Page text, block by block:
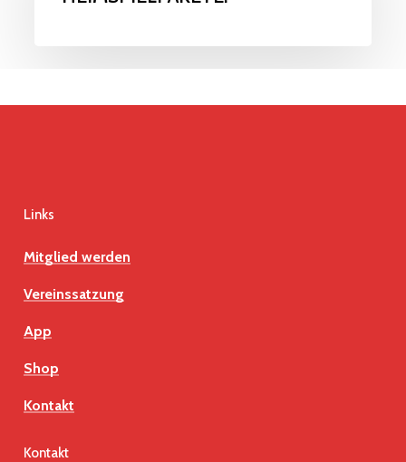
Links
Mitglied werden
Vereinssatzung
App
Shop
Kontakt
Kontakt